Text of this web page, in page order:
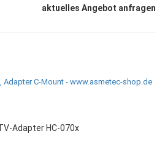
aktuelles Angebot anfragen
Adapter HC-070x